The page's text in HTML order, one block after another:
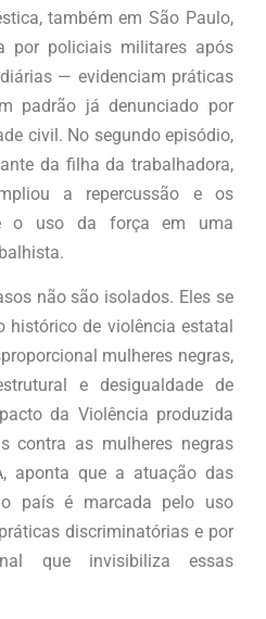
também em São Paulo,
por policiais militares após
— evidenciam práticas
padrão já denunciado por
civil. No segundo episódio,
da filha da trabalhadora,
a repercussão e os
o uso da força em uma
não são isolados. Eles se
histórico de violência estatal
mulheres negras,
e desigualdade de
da Violência produzida
contra as mulheres negras
aponta que a atuação das
país é marcada pelo uso
discriminatórias e por
que invisibiliza essas